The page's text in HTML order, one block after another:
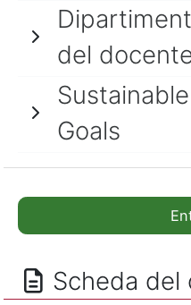
del
Goals
Scheda del